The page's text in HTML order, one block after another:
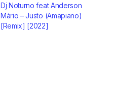
Dj Noturno feat Anderson
Mário – Justo (Amapiano)
[Remix] [2022]